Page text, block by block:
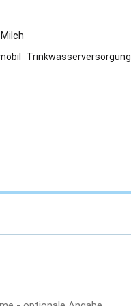
Milch
Trinkwasserversorgung